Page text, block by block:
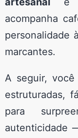
acompanha
personalidade
marcantes.
A seguir,
estruturadas,
para
autenticidade